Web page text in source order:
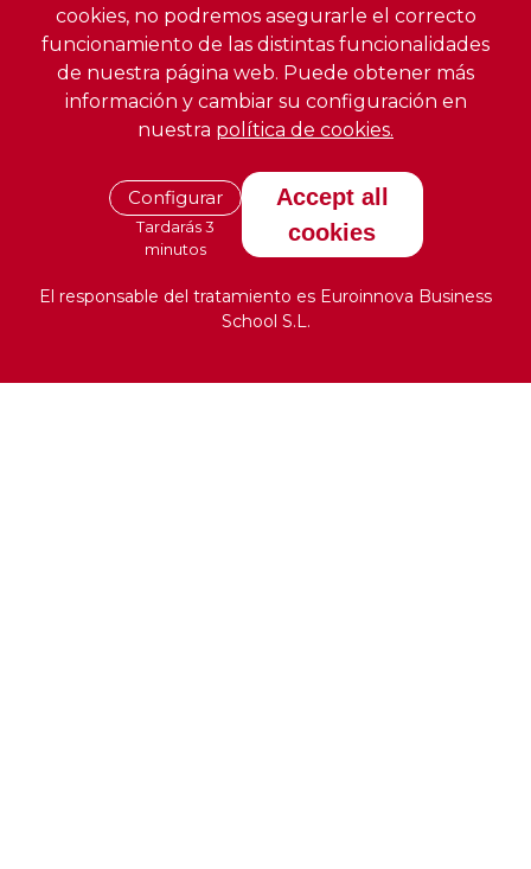
cookies, no podremos asegurarle el correcto
funcionamiento de las distintas funcionalidades
de nuestra página web. Puede obtener más
información y cambiar su configuración en
nuestra política de cookies.
Configurar
Tardarás 3
minutos
Accept all
cookies
El responsable del tratamiento es Euroinnova Business
School S.L.